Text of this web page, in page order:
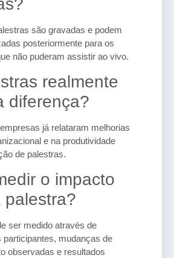
são gravadas e podem
posteriormente para os
não puderam assistir ao vivo.
realmente
diferença?
já relataram melhorias
e na produtividade
de palestras.
o impacto
palestra?
ser medido através de
participantes, mudanças de
observadas e resultados